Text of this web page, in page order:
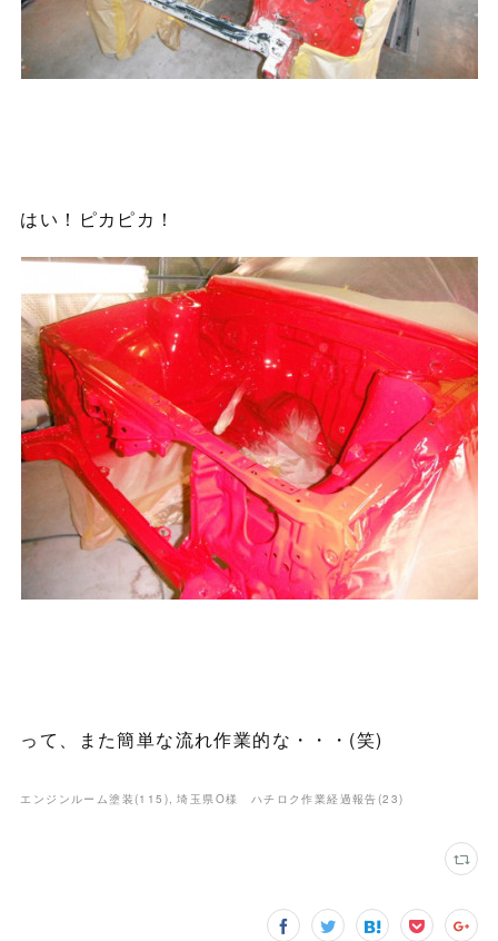
はい！ピカピカ！
って、また簡単な流れ作業的な・・・(笑)
エンジンルーム塗装(115 ) 埼玉県O様 ハチロク作業経過報告(23)